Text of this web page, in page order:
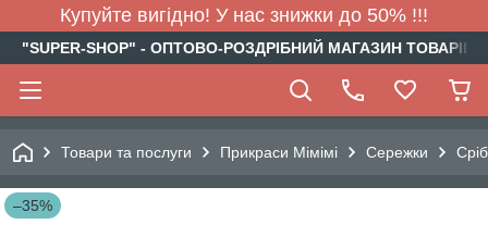
Купуйте вигідно! У нас знижки до 50% !!!
"SUPER-SHOP" - ОПТОВО-РОЗДРІБНИЙ МАГАЗИН
Товари та послуги Прикраси Мімімі Сережки
–35%